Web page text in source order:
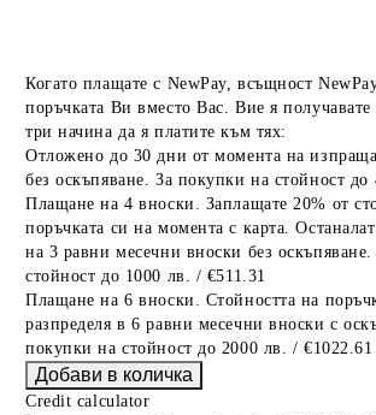
Когато плащате с NewPay, всъщност
поръчката Ви вместо Вас. Вие я получавате
три начина да я платите към тях:
Отложено до 30 дни от момента на
без оскъпяване. За покупки на стойност
Плащане на 4 вноски. Заплащате 20% от
поръчката си на момента с карта.
на 3 равни месечни вноски без
стойност до 1000 лв. / €511.31
Плащане на 6 вноски. Стойността на
разпределя в 6 равни месечни вноски с
покупки на стойност до 2000 лв. / €1022.61
Credit calculator